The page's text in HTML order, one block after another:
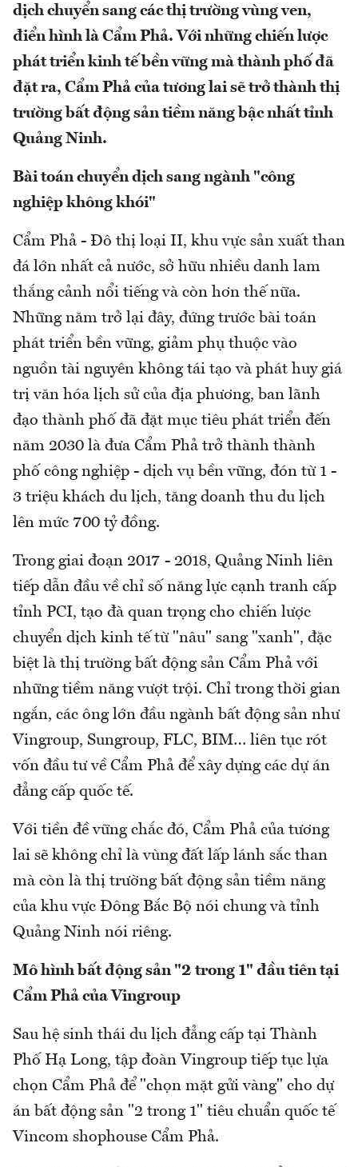
dịch chuyển sang các thị trường vùng ven,
điển hình là Cẩm Phả. Với những chiến lược
phát triển kinh tế bền vững mà thành phố đã
đặt ra, Cẩm Phả của tương lai sẽ trở thành thị
trường bất động sản tiềm năng bậc nhất tỉnh
Quảng Ninh.
Bài toán chuyển dịch sang ngành "công
nghiệp không khói"
Cẩm Phả - Đô thị loại II, khu vực sản xuất than
đá lớn nhất cả nước, sở hữu nhiều danh lam
thắng cảnh nổi tiếng và còn hơn thế nữa.
Những năm trở lại đây, đứng trước bài toán
phát triển bền vững, giảm phụ thuộc vào
nguồn tài nguyên không tái tạo và phát huy giá
trị văn hóa lịch sử của địa phương, ban lãnh
đạo thành phố đã đặt mục tiêu phát triển đến
năm 2030 là đưa Cẩm Phả trở thành thành
phố công nghiệp - dịch vụ bền vững, đón từ 1 -
3 triệu khách du lịch, tăng doanh thu du lịch
lên mức 700 tỷ đồng.
Trong giai đoạn 2017 - 2018, Quảng Ninh liên
tiếp dẫn đầu về chỉ số năng lực cạnh tranh cấp
tỉnh PCI, tạo đà quan trọng cho chiến lược
chuyển dịch kinh tế từ "nâu" sang "xanh", đặc
biệt là thị trường bất động sản Cẩm Phả với
những tiềm năng vượt trội. Chỉ trong thời gian
ngắn, các ông lớn đầu ngành bất động sản như
Vingroup, Sungroup, FLC, BIM… liên tục rót
vốn đầu tư về Cẩm Phả để xây dựng các dự án
đẳng cấp quốc tế.
Với tiền đề vững chắc đó, Cẩm Phả của tương
lai sẽ không chỉ là vùng đất lấp lánh sắc than
mà còn là thị trường bất động sản tiềm năng
của khu vực Đông Bắc Bộ nói chung và tỉnh
Quảng Ninh nói riêng.
Mô hình bất động sản "2 trong 1" đầu tiên tại
Cẩm Phả của Vingroup
Sau hệ sinh thái du lịch đẳng cấp tại Thành
Phố Hạ Long, tập đoàn Vingroup tiếp tục lựa
chọn Cẩm Phả để "chọn mặt gửi vàng" cho dự
án bất động sản "2 trong 1" tiêu chuẩn quốc tế
Vincom shophouse Cẩm Phả.